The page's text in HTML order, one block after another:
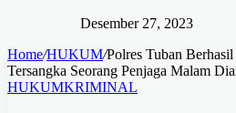
Desember 27, 2023
Home/HUKUM/Polres Tuban
Tersangka Seorang Penjaga Malam
HUKUMKRIMINAL